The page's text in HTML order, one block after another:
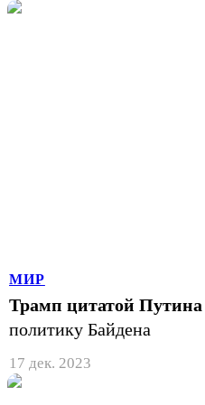
МИР
Трамп цитатой Путина
политику Байдена
17 дек. 2023